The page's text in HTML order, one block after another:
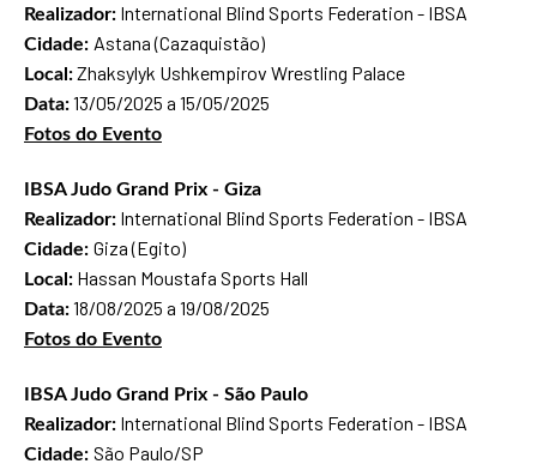
Realizador: International Blind Sports Federation - IBSA
Cidade: Astana (Cazaquistão)
Local:Zhaksylyk Ushkempirov Wrestling Palace
Data:13/05/2025 a 15/05/2025
Fotos do Evento
IBSA Judo Grand Prix - Giza
Realizador: International Blind Sports Federation - IBSA
Cidade: Giza (Egito)
Local: Hassan Moustafa Sports Hall
Data:18/08/2025 a 19/08/2025
Fotos do Evento
IBSA Judo Grand Prix - São Paulo
Realizador: International Blind Sports Federation - IBSA
Cidade: São Paulo/SP